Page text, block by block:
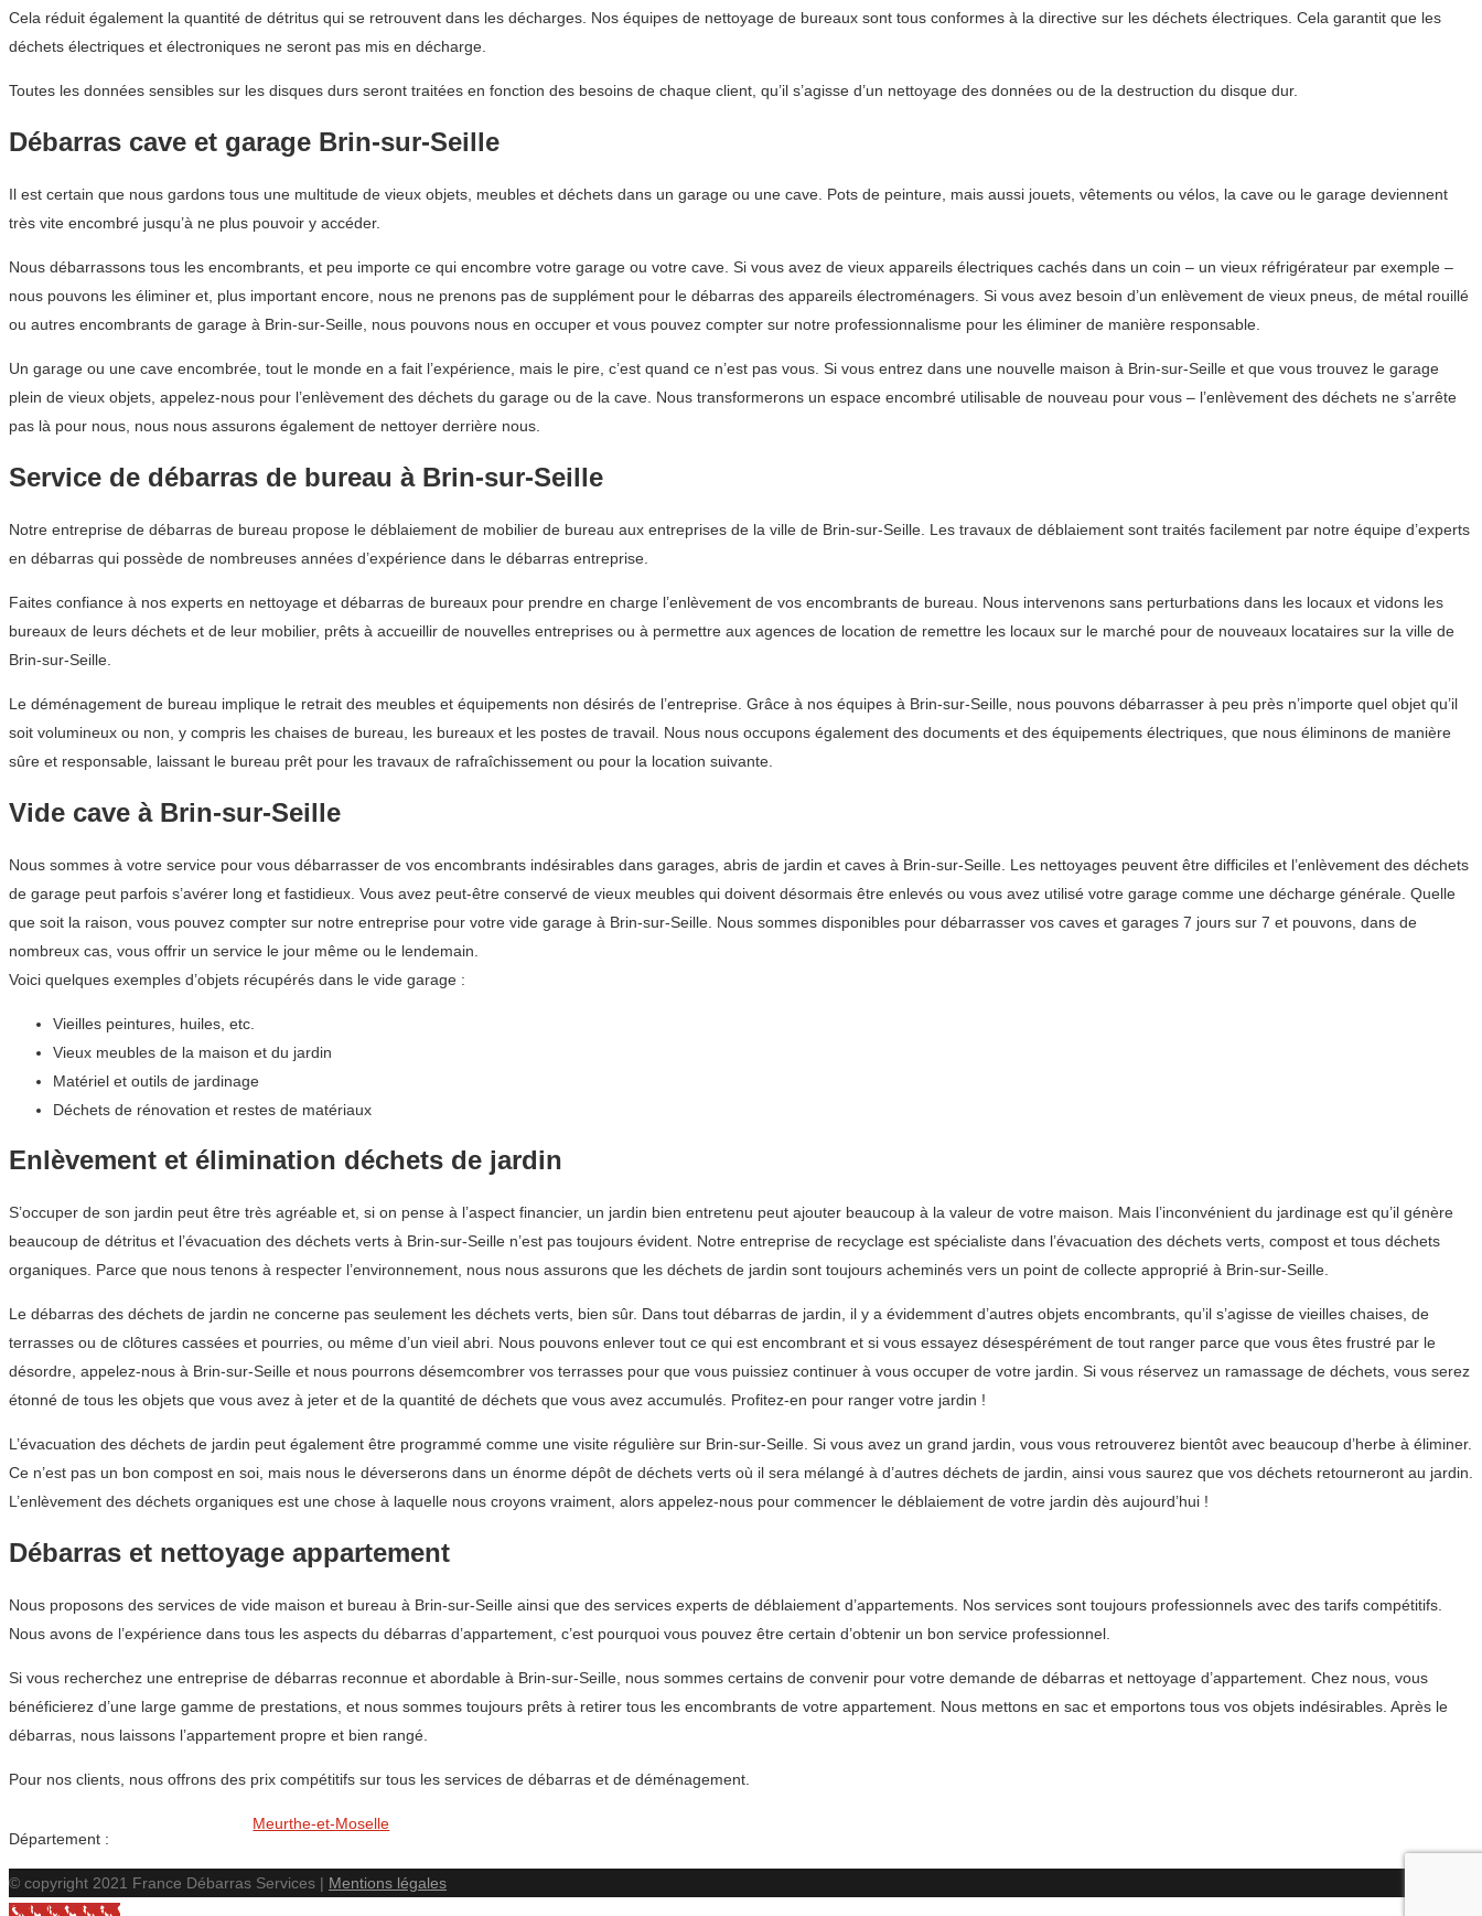
Cela réduit également la quantité de détritus qui se retrouvent dans les décharges. Nos équipes de nettoyage de bureaux sont tous conformes à la directive sur les déchets électriques. Cela garantit que les
déchets électriques et électroniques ne seront pas mis en décharge.
Toutes les données sensibles sur les disques durs seront traitées en fonction des besoins de chaque client, qu’il s’agisse d’un nettoyage des données ou de la destruction du disque dur.
Débarras cave et garage Brin-sur-Seille
Il est certain que nous gardons tous une multitude de vieux objets, meubles et déchets dans un garage ou une cave. Pots de peinture, mais aussi jouets, vêtements ou vélos, la cave ou le garage deviennent
très vite encombré jusqu’à ne plus pouvoir y accéder.
Nous débarrassons tous les encombrants, et peu importe ce qui encombre votre garage ou votre cave. Si vous avez de vieux appareils électriques cachés dans un coin – un vieux réfrigérateur par exemple –
nous pouvons les éliminer et, plus important encore, nous ne prenons pas de supplément pour le débarras des appareils électroménagers. Si vous avez besoin d’un enlèvement de vieux pneus, de métal rouillé
ou autres encombrants de garage à Brin-sur-Seille, nous pouvons nous en occuper et vous pouvez compter sur notre professionnalisme pour les éliminer de manière responsable.
Un garage ou une cave encombrée, tout le monde en a fait l’expérience, mais le pire, c’est quand ce n’est pas vous. Si vous entrez dans une nouvelle maison à Brin-sur-Seille et que vous trouvez le garage
plein de vieux objets, appelez-nous pour l’enlèvement des déchets du garage ou de la cave. Nous transformerons un espace encombré utilisable de nouveau pour vous – l’enlèvement des déchets ne s’arrête
pas là pour nous, nous nous assurons également de nettoyer derrière nous.
Service de débarras de bureau à Brin-sur-Seille
Notre entreprise de débarras de bureau propose le déblaiement de mobilier de bureau aux entreprises de la ville de Brin-sur-Seille. Les travaux de déblaiement sont traités facilement par notre équipe d’experts
en débarras qui possède de nombreuses années d’expérience dans le débarras entreprise.
Faites confiance à nos experts en nettoyage et débarras de bureaux pour prendre en charge l’enlèvement de vos encombrants de bureau. Nous intervenons sans perturbations dans les locaux et vidons les
bureaux de leurs déchets et de leur mobilier, prêts à accueillir de nouvelles entreprises ou à permettre aux agences de location de remettre les locaux sur le marché pour de nouveaux locataires sur la ville de
Brin-sur-Seille.
Le déménagement de bureau implique le retrait des meubles et équipements non désirés de l’entreprise. Grâce à nos équipes à Brin-sur-Seille, nous pouvons débarrasser à peu près n’importe quel objet qu’il
soit volumineux ou non, y compris les chaises de bureau, les bureaux et les postes de travail. Nous nous occupons également des documents et des équipements électriques, que nous éliminons de manière
sûre et responsable, laissant le bureau prêt pour les travaux de rafraîchissement ou pour la location suivante.
Vide cave à Brin-sur-Seille
Nous sommes à votre service pour vous débarrasser de vos encombrants indésirables dans garages, abris de jardin et caves à Brin-sur-Seille. Les nettoyages peuvent être difficiles et l’enlèvement des déchets
de garage peut parfois s’avérer long et fastidieux. Vous avez peut-être conservé de vieux meubles qui doivent désormais être enlevés ou vous avez utilisé votre garage comme une décharge générale. Quelle
que soit la raison, vous pouvez compter sur notre entreprise pour votre vide garage à Brin-sur-Seille. Nous sommes disponibles pour débarrasser vos caves et garages 7 jours sur 7 et pouvons, dans de
nombreux cas, vous offrir un service le jour même ou le lendemain.
Voici quelques exemples d’objets récupérés dans le vide garage :
Vieilles peintures, huiles, etc.
Vieux meubles de la maison et du jardin
Matériel et outils de jardinage
Déchets de rénovation et restes de matériaux
Enlèvement et élimination déchets de jardin
S’occuper de son jardin peut être très agréable et, si on pense à l’aspect financier, un jardin bien entretenu peut ajouter beaucoup à la valeur de votre maison. Mais l’inconvénient du jardinage est qu’il génère
beaucoup de détritus et l’évacuation des déchets verts à Brin-sur-Seille n’est pas toujours évident. Notre entreprise de recyclage est spécialiste dans l’évacuation des déchets verts, compost et tous déchets
organiques. Parce que nous tenons à respecter l’environnement, nous nous assurons que les déchets de jardin sont toujours acheminés vers un point de collecte approprié à Brin-sur-Seille.
Le débarras des déchets de jardin ne concerne pas seulement les déchets verts, bien sûr. Dans tout débarras de jardin, il y a évidemment d’autres objets encombrants, qu’il s’agisse de vieilles chaises, de
terrasses ou de clôtures cassées et pourries, ou même d’un vieil abri. Nous pouvons enlever tout ce qui est encombrant et si vous essayez désespérément de tout ranger parce que vous êtes frustré par le
désordre, appelez-nous à Brin-sur-Seille et nous pourrons désemcombrer vos terrasses pour que vous puissiez continuer à vous occuper de votre jardin. Si vous réservez un ramassage de déchets, vous serez
étonné de tous les objets que vous avez à jeter et de la quantité de déchets que vous avez accumulés. Profitez-en pour ranger votre jardin !
L’évacuation des déchets de jardin peut également être programmé comme une visite régulière sur Brin-sur-Seille. Si vous avez un grand jardin, vous vous retrouverez bientôt avec beaucoup d’herbe à éliminer.
Ce n’est pas un bon compost en soi, mais nous le déverserons dans un énorme dépôt de déchets verts où il sera mélangé à d’autres déchets de jardin, ainsi vous saurez que vos déchets retourneront au jardin.
L’enlèvement des déchets organiques est une chose à laquelle nous croyons vraiment, alors appelez-nous pour commencer le déblaiement de votre jardin dès aujourd’hui !
Débarras et nettoyage appartement
Nous proposons des services de vide maison et bureau à Brin-sur-Seille ainsi que des services experts de déblaiement d’appartements. Nos services sont toujours professionnels avec des tarifs compétitifs.
Nous avons de l’expérience dans tous les aspects du débarras d’appartement, c’est pourquoi vous pouvez être certain d’obtenir un bon service professionnel.
Si vous recherchez une entreprise de débarras reconnue et abordable à Brin-sur-Seille, nous sommes certains de convenir pour votre demande de débarras et nettoyage d’appartement. Chez nous, vous
bénéficierez d’une large gamme de prestations, et nous sommes toujours prêts à retirer tous les encombrants de votre appartement. Nous mettons en sac et emportons tous vos objets indésirables. Après le
débarras, nous laissons l’appartement propre et bien rangé.
Pour nos clients, nous offrons des prix compétitifs sur tous les services de débarras et de déménagement.
Département :
Meurthe-et-Moselle
© copyright 2021 France Débarras Services | Mentions légales
Call Now Button